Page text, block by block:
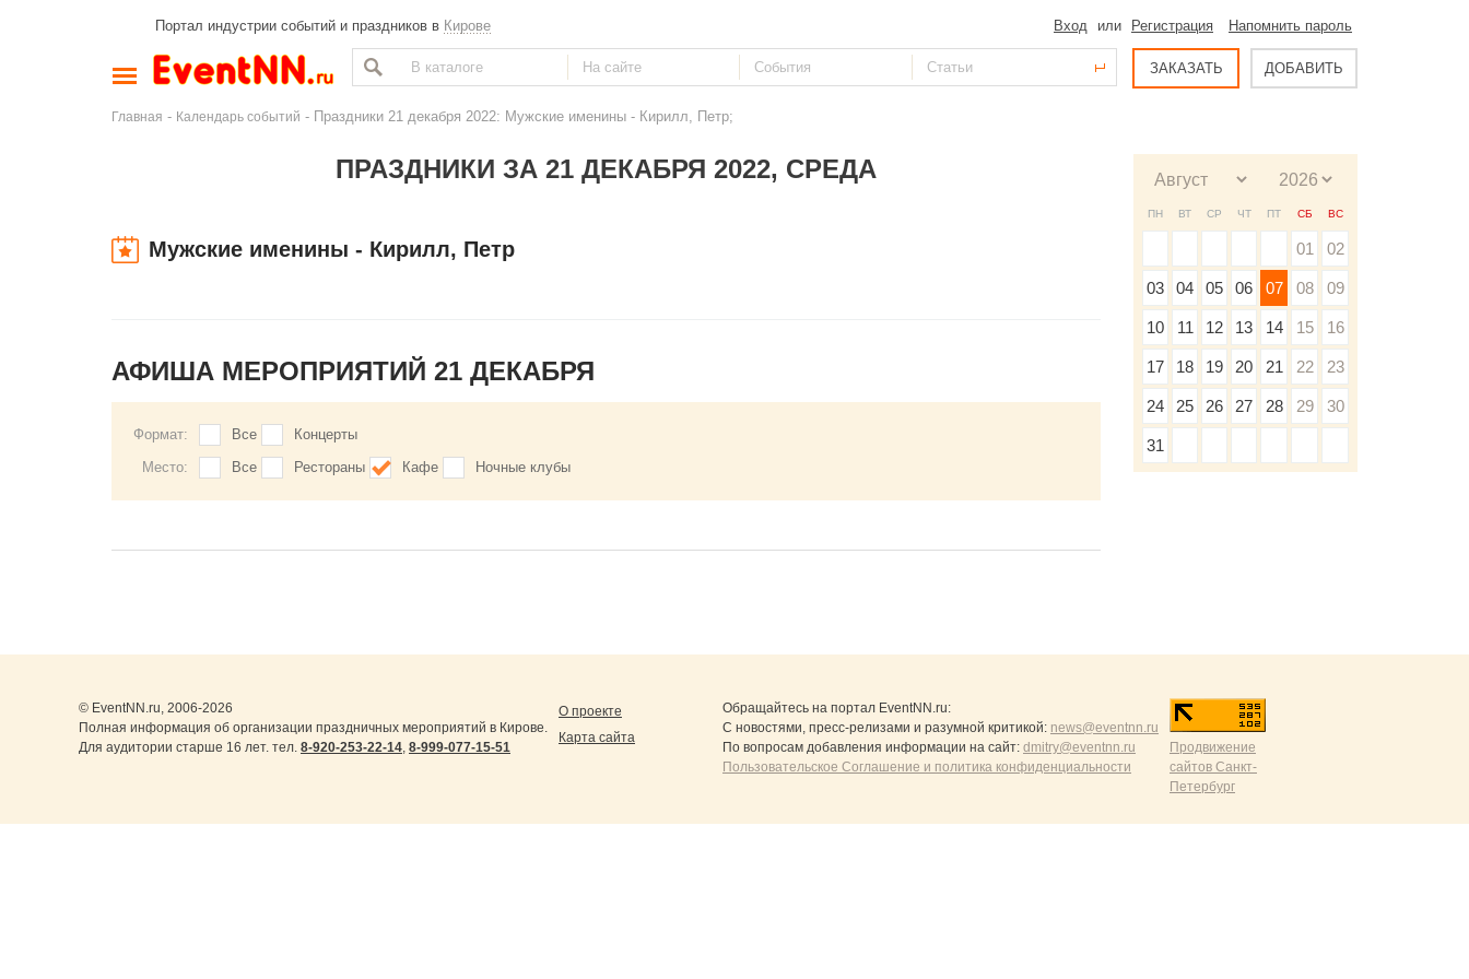
Портал индустрии событий и праздников в Кирове Вход или Регистрация Напомнить пароль
ЗАКАЗАТЬ ДОБАВИТЬ
Главная - Календарь событий - Праздники 21 декабря 2022: Мужские именины - Кирилл, Петр;
ПРАЗДНИКИ ЗА 21 ДЕКАБРЯ 2022, СРЕДА
Мужские именины - Кирилл, Петр
АФИША МЕРОПРИЯТИЙ 21 ДЕКАБРЯ
Формат: Все
Концерты
Место:
Все Рестораны Кафе Ночные клубы
ПН ВТ СР ЧТ ПТ СБ ВС
01 02
03 04 05 06 07 08 09
10 11 12 13 14 15 16
17 18 19 20 21 22 23
24 25 26 27 28 29 30
31
© EventNN.ru, 2006-2026
Полная информация об организации праздничных мероприятий в Кирове.
Для аудитории старше 16 лет. тел. 8-920-253-22-14, 8-999-077-15-51
О проекте
Карта сайта
Обращайтесь на портал EventNN.ru:
С новостями, пресс-релизами и разумной критикой: news@eventnn.ru
По вопросам добавления информации на сайт: dmitry@eventnn.ru
Пользовательское Соглашение и политика конфиденциальности
Продвижение
сайтов Санкт-
Петербург